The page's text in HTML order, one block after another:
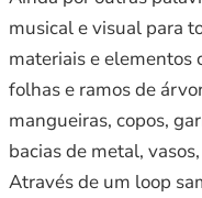
musical e visual para
materiais e elementos
folhas e ramos de
mangueiras, copos,
bacias de metal,
Através de um loop